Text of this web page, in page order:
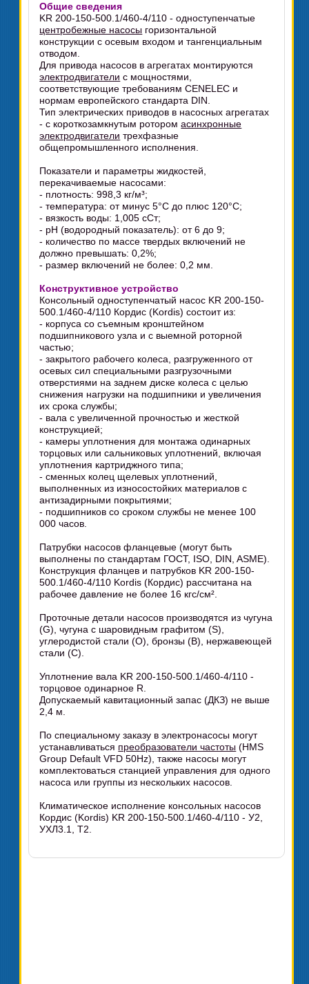
Общие сведения
KR 200-150-500.1/460-4/110 - одноступенчатые
центробежные насосы горизонтальной
конструкции с осевым входом и тангенциальным
отводом.
Для привода насосов в агрегатах монтируются
электродвигатели с мощностями,
соответствующие требованиям CENELEC и
нормам европейского стандарта DIN.
Тип электрических приводов в насосных агрегатах
- с короткозамкнутым роторомасинхронные
электродвигатели трехфазные
общепромышленного исполнения.
Показатели и параметры жидкостей,
перекачиваемые насосами:
- плотность: 998,3 кг/м³;
- температура: от минус 5°C до плюс 120°C;
- вязкость воды: 1,005 сСт;
- pH (водородный показатель): от 6 до 9;
- количество по массе твердых включений не
должно превышать: 0,2%;
- размер включений не более: 0,2 мм.
Конструктивное устройство
Консольный одноступенчатый насос KR 200-150-
500.1/460-4/110 Кордис (Kordis) состоит из:
- корпуса со съемным кронштейном
подшипникового узла и с выемной роторной
частью;
- закрытого рабочего колеса, разгруженного от
осевых сил специальными разгрузочными
отверстиями на заднем диске колеса с целью
снижения нагрузки на подшипники и увеличения
их срока службы;
- вала с увеличенной прочностью и жесткой
конструкцией;
- камеры уплотнения для монтажа одинарных
торцовых или сальниковых уплотнений, включая
уплотнения картриджного типа;
- сменных колец щелевых уплотнений,
выполненных из износостойких материалов с
антизадирными покрытиями;
- подшипников со сроком службы не менее 100
000 часов.
Патрубки насосов фланцевые (могут быть
выполнены по стандартам ГОСТ, ISO, DIN, ASME).
Конструкция фланцев и патрубков KR 200-150-
500.1/460-4/110 Kordis (Кордис) рассчитана на
рабочее давление не более 16 кгс/см².
Проточные детали насосов производятся из чугуна
(G), чугуна с шаровидным графитом (S),
углеродистой стали (O), бронзы (B), нержавеющей
стали (C).
Уплотнение вала KR 200-150-500.1/460-4/110 -
торцовое одинарное R.
Допускаемый кавитационный запас (ДКЗ) не выше
2,4 м.
По специальному заказу в электронасосы могут
устанавливаться преобразователи частоты (HMS
Group Default VFD 50Hz), также насосы могут
комплектоваться станцией управления для одного
насоса или группы из нескольких насосов.
Климатическое исполнение консольных насосов
Кордис (Kordis) KR 200-150-500.1/460-4/110 - У2,
УХЛ3.1, Т2.